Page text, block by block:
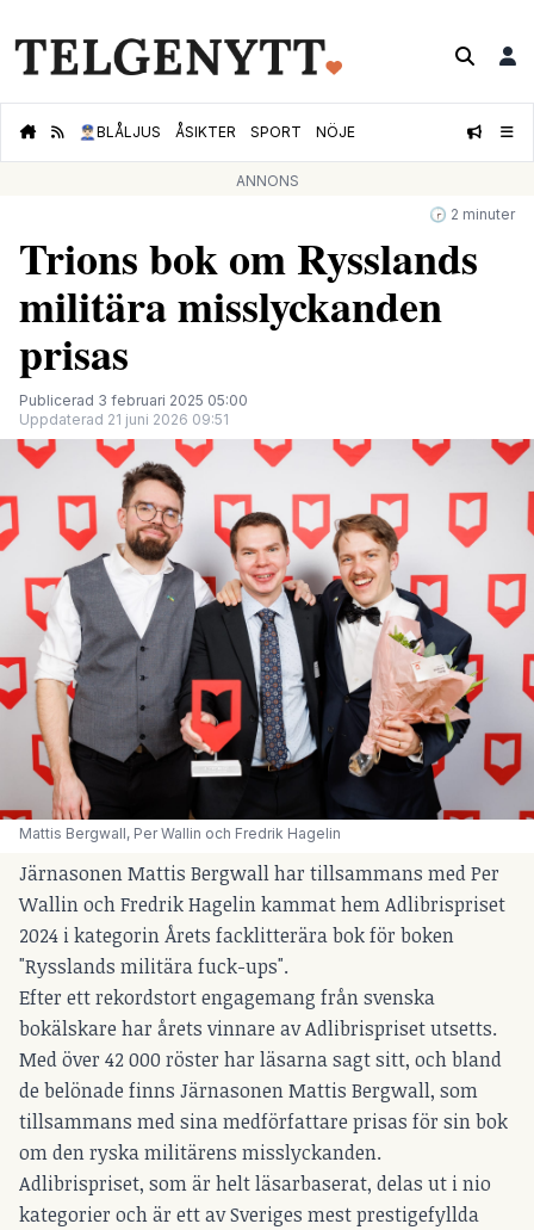
👮🏻‍♂️BLÅLJUS ÅSIKTER SPORT NÖJE
ANNONS
🕝 2 minuter
Trions bok om Rysslands
militära misslyckanden
prisas
Publicerad 3 februari 2025 05:00
Uppdaterad 21 juni 2026 09:51
Mattis Bergwall, Per Wallin och Fredrik Hagelin
Järnasonen Mattis Bergwall har tillsammans med Per
Wallin och Fredrik Hagelin kammat hem Adlibrispriset
2024 i kategorin Årets facklitterära bok för boken
"Rysslands militära fuck-ups".
Efter ett rekordstort engagemang från svenska
bokälskare har årets vinnare av Adlibrispriset utsetts.
Med över 42 000 röster har läsarna sagt sitt, och bland
de belönade finns Järnasonen Mattis Bergwall, som
tillsammans med sina medförfattare prisas för sin bok
om den ryska militärens misslyckanden.
Adlibrispriset, som är helt läsarbaserat, delas ut i nio
kategorier och är ett av Sveriges mest prestigefyllda